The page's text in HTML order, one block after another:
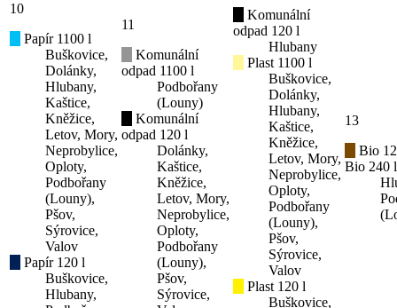
10
Papír 1100 l
Buškovice,
Dolánky,
Hlubany,
Kaštice,
Kněžice,
Letov, Mory,
Neprobylice,
Oploty,
Podbořany
(Louny),
Pšov,
Sýrovice,
Valov
Papír 120 l
Buškovice,
Hlubany,
11
Komunální
odpad 1100 l
Podbořany
(Louny)
Komunální
odpad 120 l
Dolánky,
Kaštice,
Kněžice,
Letov, Mory,
Neprobylice,
Oploty,
Podbořany
(Louny),
Pšov,
Sýrovice,
Komunální
odpad 120 l
Hlubany
Plast 1100 l
Buškovice,
Dolánky,
Hlubany,
Kaštice,
Kněžice,
Letov, Mory,
Neprobylice,
Oploty,
Podbořany
(Louny),
Pšov,
Sýrovice,
Valov
Plast 120 l
Buškovice,
13
Bio
Bio 240 l